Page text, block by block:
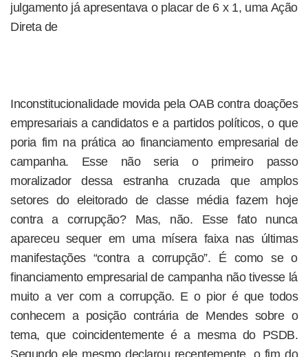
julgamento já apresentava o placar de 6 x 1, uma Ação
Direta de
Inconstitucionalidade movida pela OAB contra doações
empresariais a candidatos e a partidos políticos, o que
poria fim na prática ao financiamento empresarial de
campanha. Esse não seria o primeiro passo
moralizador dessa estranha cruzada que amplos
setores do eleitorado de classe média fazem hoje
contra a corrupção? Mas, não. Esse fato nunca
apareceu sequer em uma mísera faixa nas últimas
manifestações “contra a corrupção”. É como se o
financiamento empresarial de campanha não tivesse lá
muito a ver com a corrupção. E o pior é que todos
conhecem a posição contrária de Mendes sobre o
tema, que coincidentemente é a mesma do PSDB.
Segundo ele mesmo declarou recentemente, o fim do